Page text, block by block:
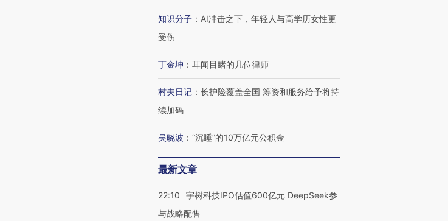
知识分子 ： AI冲击之下，年轻人与高学历女性更
受伤
丁金坤 ： 耳闻目睹的几位律师
村夫日记 ： 长护险覆盖全国 筹资和服务给予将持
续加码
吴晓波 ： “沉睡”的10万亿元公积金
最新文章
22:10
宇树科技IPO估值600亿元 DeepSeek参
与战略配售